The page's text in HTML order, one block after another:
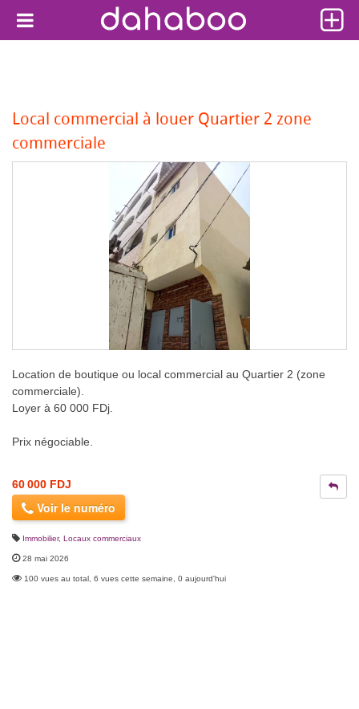
Local commercial à louer Quartier 2 zone
commerciale
Location de boutique ou local commercial au Quartier 2 (zone
commerciale).
Loyer à 60 000 FDj.
Prix négociable.
60 000 FDJ
Voir le numéro
Immobilier, Locaux commerciaux
28 mai 2026
100 vues au total, 6 vues cette semaine, 0 aujourd'hui